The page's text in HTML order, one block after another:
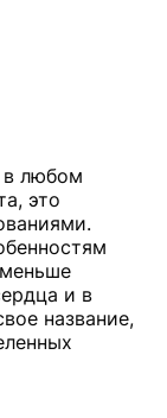
в любом
это
и в
название,